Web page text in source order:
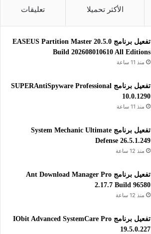
تحميل
تحميل
يساعدك برنامج أتوم “Atom” على تحرير النصوص وكود المصدر على
الأكثر تحميلا تعليقات
تفعيل برنامج EASEUS Partition Master 20.5.0
Build 202608010610 All Editions
منذ 11 ساعة
تفعيل برنامج SUPERAntiSpyware Professional
10.0.1290
منذ 11 ساعة
تفعيل برنامج System Mechanic Ultimate
Defense 26.5.1.249
منذ 12 ساعة
تفعيل برنامج Ant Download Manager Pro
2.17.7 Build 96580
منذ 12 ساعة
تفعيل برنامج IObit Advanced SystemCare Pro
19.5.0.227